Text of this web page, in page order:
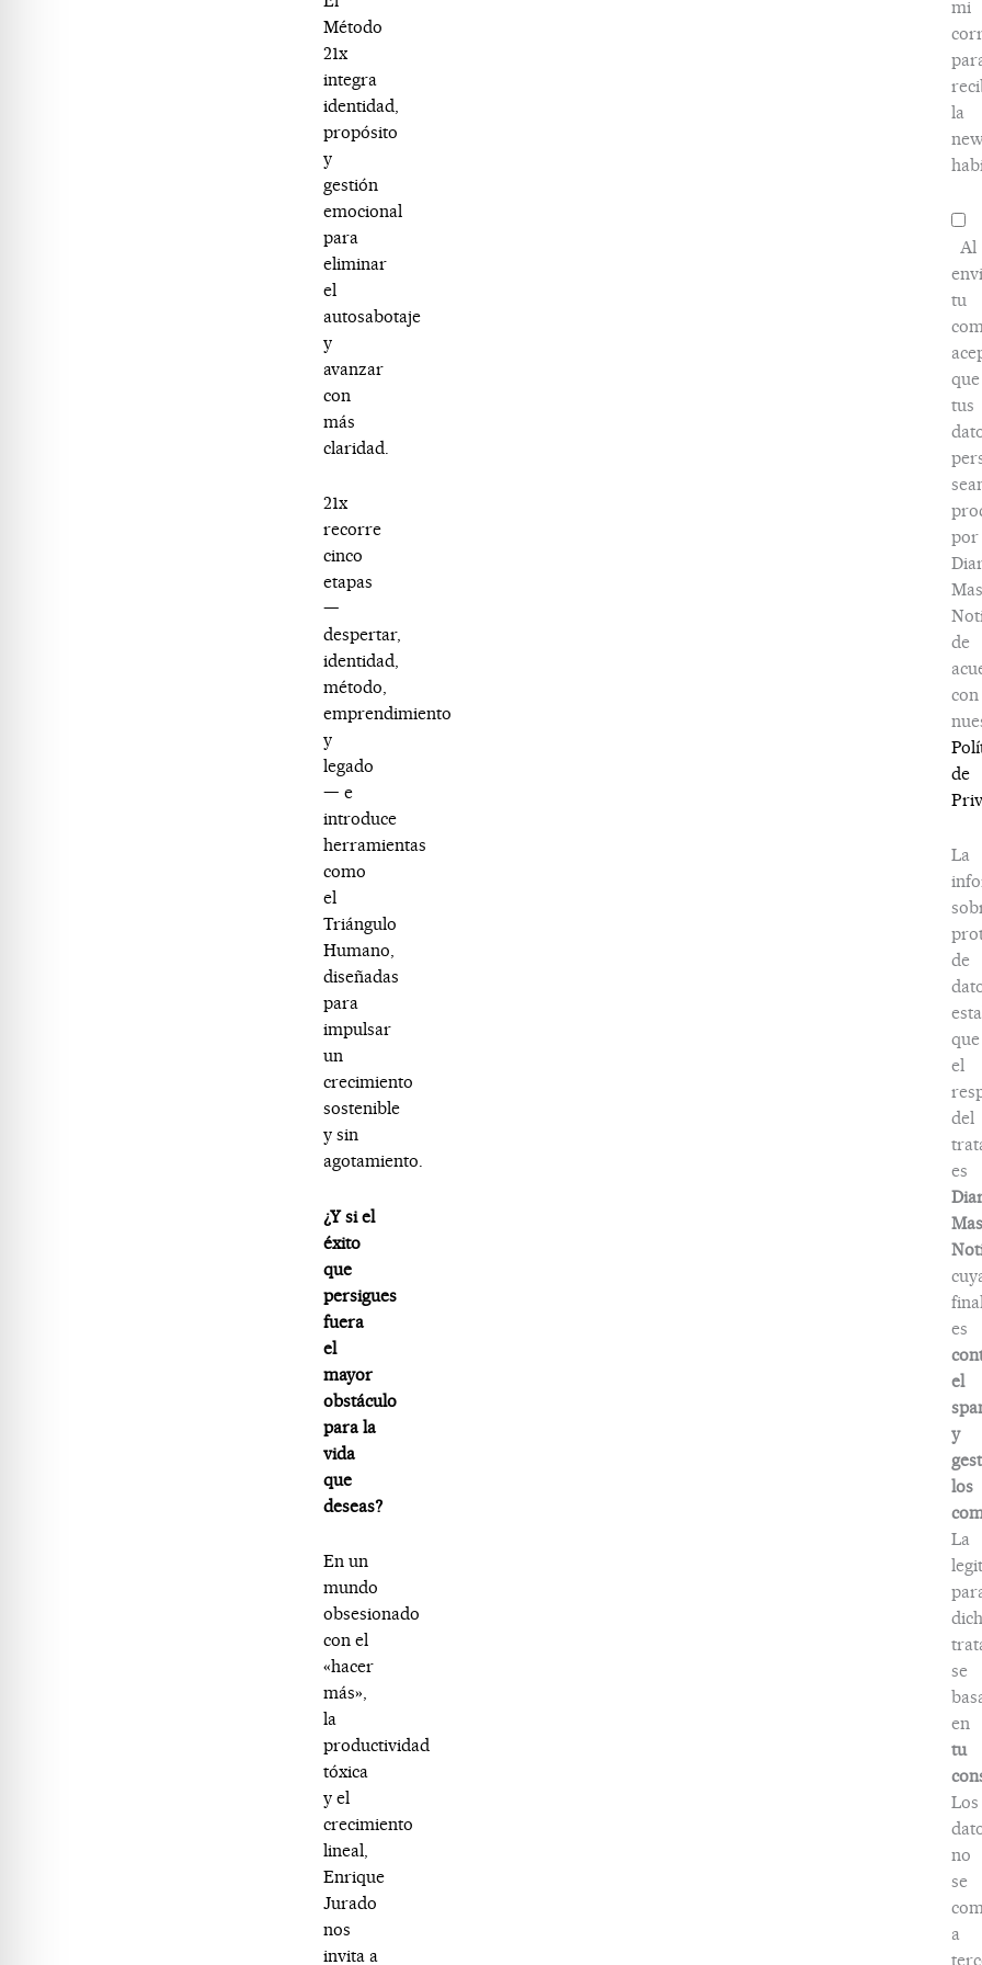
Método
21x
integra
identidad,
propósito
y
gestión
emocional
para
eliminar
el
autosabotaje
y
avanzar
con
más
claridad.
21x
recorre
cinco
etapas
—
despertar,
identidad,
método,
emprendimiento
y
legado
— e
introduce
herramientas
como
el
Triángulo
Humano,
diseñadas
para
impulsar
un
crecimiento
sostenible
y sin
agotamiento.
¿Y si el
éxito
que
persigues
fuera
el
mayor
obstáculo
para la
vida
que
deseas?
En un
mundo
obsesionado
con el
«hacer
más»,
la
productividad
tóxica
y el
crecimiento
lineal,
Enrique
Jurado
nos
invita a
mi
la
Al
tu
que
tus
por
Mas
de
con
de
La
de
que
el
del
es
Mas
es
el
y
los
La
se
en
tu
Los
no
se
a